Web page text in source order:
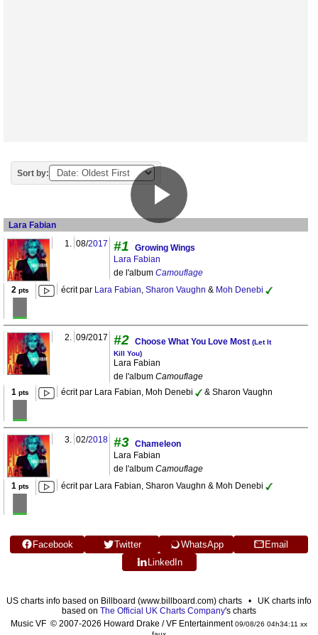
Sort by:
Lara Fabian
1. 08/2017 #1
Growing Wings
Lara Fabian
de l'album Camouflage
2 pts écrit par Lara Fabian, Sharon Vaughn & Moh Denebi
2. 09/2017 #2 Choose What You Love Most (Let It
Kill You)
Lara Fabian
de l'album Camouflage
1 pts écrit par Lara Fabian, Moh Denebi & Sharon Vaughn
3. 02/2018 #3 Chameleon
Lara Fabian
de l'album Camouflage
1 pts écrit par Lara Fabian, Sharon Vaughn & Moh Denebi
Facebook Twitter WhatsApp
Email
LinkedIn
US charts info based on Billboard (www.billboard.com) charts • UK charts info
based on The Official UK Charts Company's charts
Music VF © 2007-2026 Howard Drake / VF Entertainment09/08/26 04h34:11 xx